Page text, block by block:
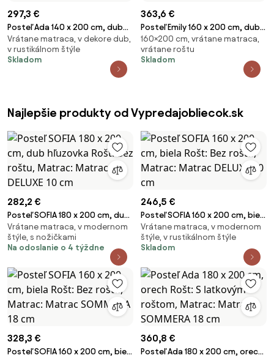
297,3 €
Posteľ Ada 140 x 200 cm, dub
Rošt: S latkovým roštom,
Matrac: Matrac SOMMERA 18
cm
Vrátane matraca, v dekore dub,
v rustikálnom štýle
Skladom
363,6 €
Posteľ Emily 160 x 200 cm, dub
Rošt: S latkovým roštom,
Matrac: Matrac SOMMERA 18
cm
160×200 cm, vrátane matraca,
vrátane roštu
Skladom
Najlepšie produkty od Vypredajobliecok.sk
282,2 €
Posteľ SOFIA 180 x 200 cm, dub
hľuzovka Rošt: Bez roštu,
Matrac: Matrac DELUXE 10 cm
Vrátane matraca, v modernom
štýle, s nožičkami
Na odoslanie o 4 týždne
246,5 €
Posteľ SOFIA 160 x 200 cm, biela
Rošt: Bez roštu, Matrac:
Matrac DELUXE 10 cm
Vrátane matraca, v modernom
štýle, v rustikálnom štýle
Skladom
328,3 €
Posteľ SOFIA 160 x 200 cm, biela
360,8 €
Posteľ Ada 180 x 200 cm, orech